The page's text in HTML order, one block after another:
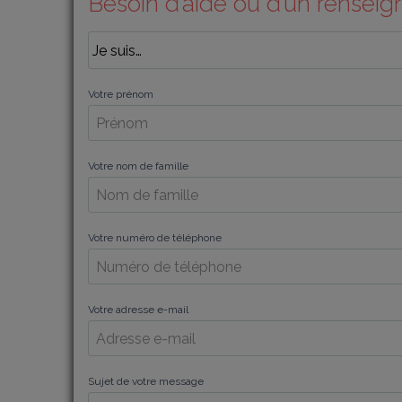
Votre prénom
Votre nom de famille
Votre numéro de téléphone
Votre adresse e-mail
Sujet de votre message